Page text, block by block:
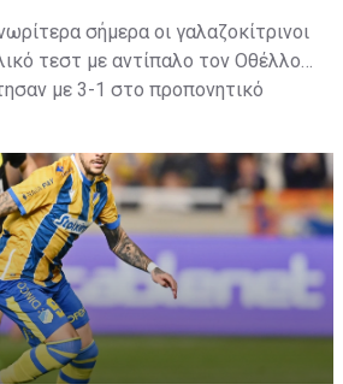
σήμερα οι γαλαζοκίτρινοι
τεστ με αντίπαλο τον Οθέλλο,
με 3-1 στο προπονητικό